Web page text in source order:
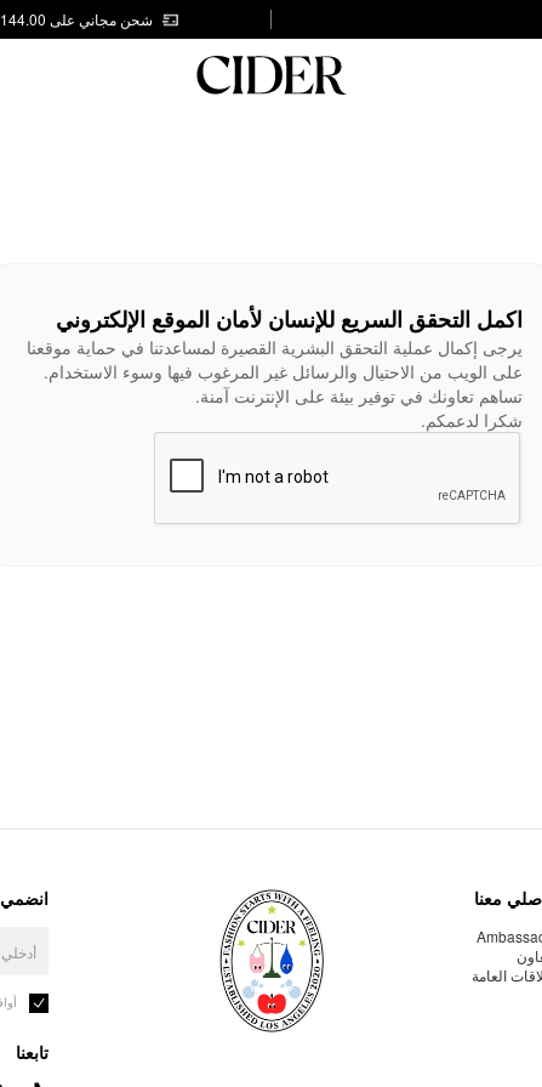
شحن مجاني على AED 144.00
اكمل التحقق السريع للإنسان لأمان الموقع الإلكتروني
يرجى إكمال عملية التحقق البشرية القصيرة لمساعدتنا في حماية موقعنا
على الويب من الاحتيال والرسائل غير المرغوب فيها وسوء الاستخدام.
تساهم تعاونك في توفير بيئة على الإنترنت آمنة.
شكرا لدعمكم.
معنا
العامة
انضمي
تابعنا